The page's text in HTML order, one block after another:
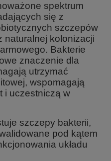
spektrum
się z
szczepów
naturalnej kolonizacji
Bakterie
znaczenie dla
utrzymać
wspomagają
i uczestniczą w
szczepy bakterii,
pod kątem
układu